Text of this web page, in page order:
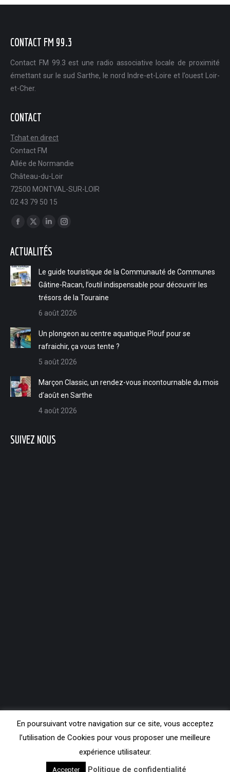
CONTACT FM 99.3
Contact FM 99.3 est une radio associative locale de proximité
émettant sur le sud Sarthe, le nord Indre-et-Loire et l’ouest Loir-
et-Cher.
CONTACT
Tchat en direct
Contact FM
Allée de Normandie
Château-du-Loir
72500 MONTVAL-SUR-LOIR
02 43 79 50 15
Trouvez nous sur :
Facebook
opens
in
new
window
X
opens
new
window
LinkedIn
opens
new
window
Instagram
in
new
window
ACTUALITÉS
Le guide touristique de la Communauté de Communes
Gâtine-Racan, l’outil indispensable pour découvrir les
trésors de la Touraine
6 août 2026
Un plongeon au centre aquatique Plouf pour se
rafraichir, ça vous tente ?
5 août 2026
Marçon Classic, un rendez-vous incontournable du mois
d’août en Sarthe
4 août 2026
SUIVEZ NOUS
Copyright Contact FM 99.3
En poursuivant votre navigation sur ce site, vous acceptez
l’utilisation de Cookies pour vous proposer une meilleure
expérience utilisateur.
Accepter Politique de confidentialité